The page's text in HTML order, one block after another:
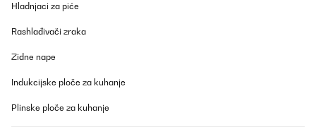
Hladnjaci za piće
Rashlađivači zraka
Zidne nape
Indukcijske ploče za kuhanje
Plinske ploče za kuhanje